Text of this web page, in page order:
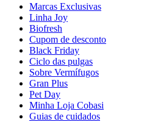
Marcas Exclusivas
Linha Joy
Biofresh
Cupom de desconto
Black Friday
Ciclo das pulgas
Sobre Vermífugos
Gran Plus
Pet Day
Minha Loja Cobasi
Guias de cuidados